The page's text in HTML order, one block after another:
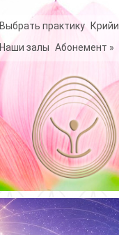
Выбрать практику Крийи
Наши залы Абонемент »